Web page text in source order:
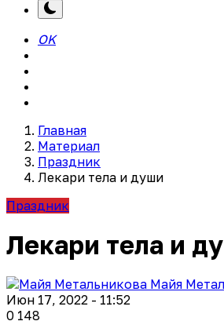
OK
Главная
Материал
Праздник
Лекари тела и души
Праздник
Лекари тела и
Майя
Июн 17, 2022 - 11:52
0 148